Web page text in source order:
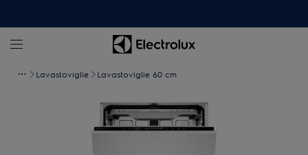
Lavastoviglie Lavastoviglie 60 cm